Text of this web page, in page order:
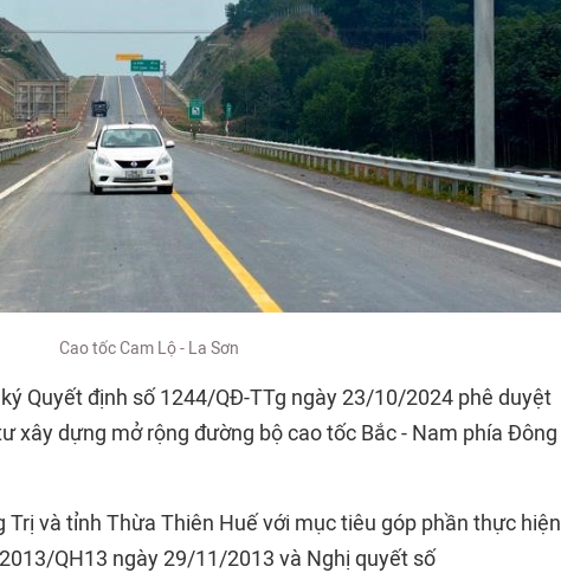
Cao tốc Cam Lộ - La Sơn
Quyết định số 1244/QĐ-TTg ngày 23/10/2024 phê duyệt
xây dựng mở rộng đường bộ cao tốc Bắc - Nam phía Đông
Trị và tỉnh Thừa Thiên Huế với mục tiêu góp phần thực hiện
QH13 ngày 29/11/2013 và Nghị quyết số